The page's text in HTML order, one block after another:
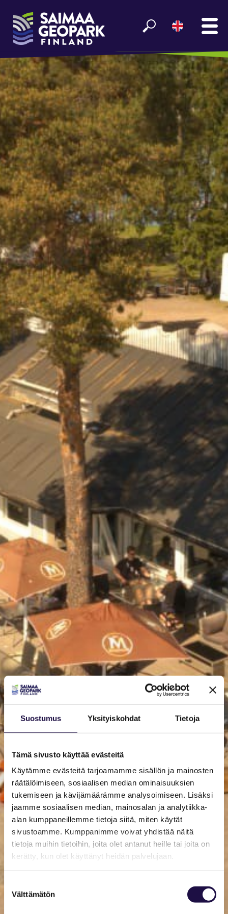
Suostumus Yksityiskohdat Tietoja
Tämä sivusto käyttää evästeitä
Käytämme evästeitä tarjoamamme sisällön ja mainosten
räätälöimiseen, sosiaalisen median ominaisuuksien
tukemiseen ja kävijämäärämme analysoimiseen. Lisäksi
jaamme sosiaalisen median, mainosalan ja analytiikka-
alan kumppaneillemme tietoja siitä, miten käytät
sivustoamme. Kumppanimme voivat yhdistää näitä
tietoja muihin tietoihin, joita olet antanut heille tai joita on
kerätty, kun olet käyttänyt heidän palvelujaan.
Suostumuksen
valinta
Välttämätön
MAIN
SEE AND EXPERIENCE
ENJOY LAKE SAIMAA
GEOPARK INFO
PARTNERS